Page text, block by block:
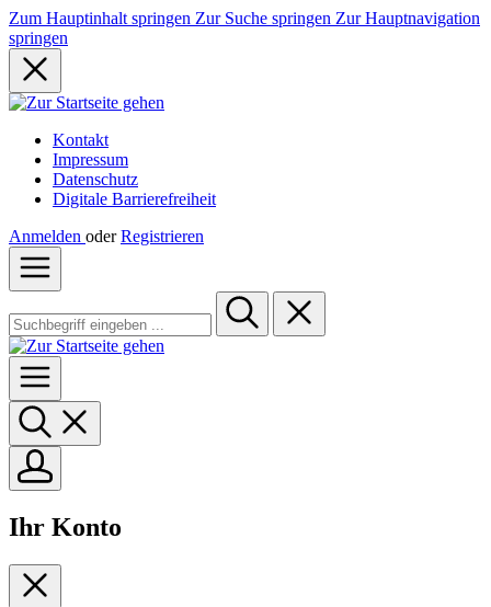
Zum Hauptinhalt springen Zur Suche springen Zur Hauptnavigation
springen
Kontakt
Impressum
Datenschutz
Digitale Barrierefreiheit
Anmelden oder Registrieren
Ihr Konto